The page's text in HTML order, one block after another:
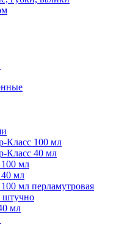
Класс 100 мл
Класс 40 мл
мл
мл
мл перламутровая
штучно
мл